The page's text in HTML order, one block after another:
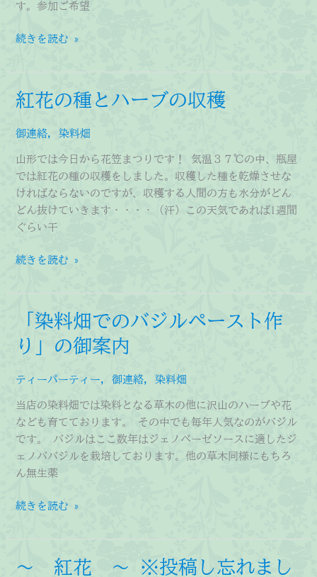
す。参加ご希望
藍
生
葉
染
ル
チ
ャ
ー
教
室
ご
内
続きを読む »
紅花の種とハーブの収穫
御連絡,染料畑
山形では今日から花笠まつりです！ 気温３７℃の中、瓶屋
では紅花の種の収穫をしました。収穫した種を乾燥させな
ければならないのですが、収穫する人間の方も水分がどん
どん抜けていきます・・・・（汗）この天気であれば1週間
ぐらい干
紅
の
ハ
ブ
収
穫
続きを読む »
「染料畑でのバジルペースト作
り」の御案内
ティーパーティー,御連絡,染料畑
当店の染料畑では染料となる草木の他に沢山のハーブや花
なども育てております。 その中でも毎年人気なのがバジル
です。 バジルはここ数年はジェノベーゼソースに適したジ
ェノババジルを栽培しております。他の草木同様にもちろ
ん無生薬
「染
畑
続きを読む »
～ 紅花 ～ ※投稿し忘れまし